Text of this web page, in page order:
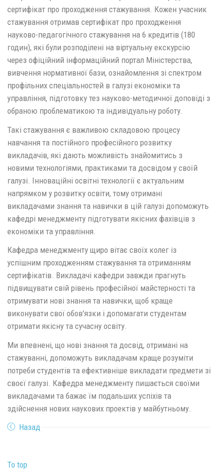
сертифікат про проходження стажування. Кожен учасник
стажування отримав сертифікат про проходження
науково-педагогічного стажування на 6 кредитів (180
годин), які були розподілені на віртуальну екскурсію
через офіційний інформаційний портал Міністерства,
вивчення нормативної бази, ознайомлення зі спектром
профільних спеціальностей в галузі економіки та
управління, підготовку тез науково-методичної доповіді з
обраною проблематикою та індивідуальну роботу.
Такі стажування є важливою складовою процесу
навчання та постійного професійного розвитку
викладачів, які дають можливість знайомитись з
новими технологіями, практиками та досвідом у своїй
галузі. Інноваційні освітні технології є актуальним
напрямком у розвитку освіти, тому отримані
викладачами знання та навички в цій галузі допоможуть
кафедрі менеджменту підготувати якісних фахівців з
економіки та управління.
Кафедра менеджменту щиро вітає своїх колег із
успішним проходженням стажування та отриманням
сертифікатів. Викладачі кафедри завжди прагнуть
підвищувати свій рівень професійної майстерності та
отримувати нові знання та навички, щоб краще
виконувати свої обов'язки і допомагати студентам
отримати якісну та сучасну освіту.
Ми впевнені, що нові знання та досвід, отримані на
стажуванні, допоможуть викладачам краще розуміти
потреби студентів та ефективніше викладати предмети зі
своєї галузі. Кафедра менеджменту пишається своїми
викладачами та бажає їм подальших успіхів та
здійснення нових наукових проектів у майбутньому.
Назад
To top